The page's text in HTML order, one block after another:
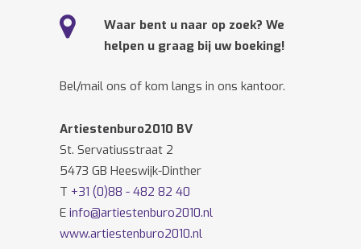
Waar bent u naar op zoek? We
helpen u graag bij uw boeking!
Bel/mail ons of kom langs in ons kantoor.
Artiestenburo2010 BV
St. Servatiusstraat 2
5473 GB Heeswijk-Dinther
T +31 (0)88 - 482 82 40
E info@artiestenburo2010.nl
www.artiestenburo2010.nl